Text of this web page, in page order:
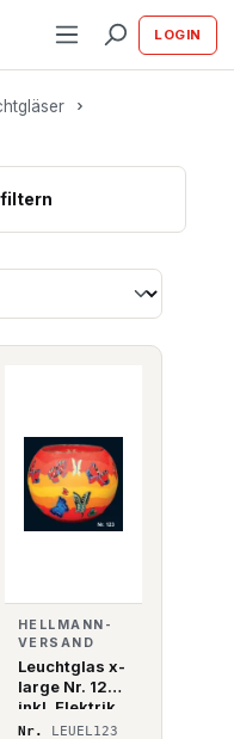
LOGIN
HELLMANN-
VERSAND
Leuchtglas x-
large Nr. 123
inkl. Elektrik
Nr. LEUEL123